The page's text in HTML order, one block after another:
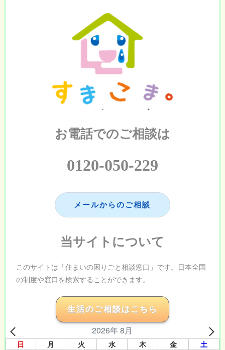
お電話でのご相談は
0120-050-229
メールからのご相談
当サイトについて
このサイトは「住まいの困りごと相談窓口」です。日本全国
の制度や窓口を検索することができます。
生活のご相談はこちら
2026年 8月
日 月 火 水 木 金 土